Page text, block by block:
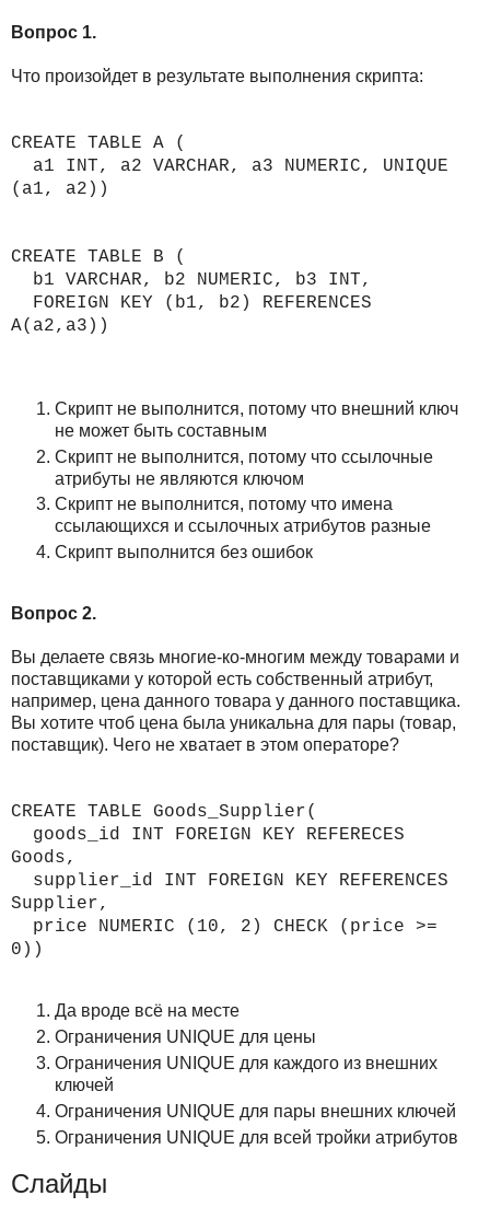
Вопрос 1.
Что произойдет в результате выполнения скрипта:
CREATE TABLE A (
a1 INT, a2 VARCHAR, a3 NUMERIC, UNIQUE
(a1, a2))
CREATE TABLE B (
b1 VARCHAR, b2 NUMERIC, b3 INT,
FOREIGN KEY (b1, b2) REFERENCES
A(a2,a3))
Скрипт не выполнится, потому что внешний ключ
не может быть составным
Скрипт не выполнится, потому что ссылочные
атрибуты не являются ключом
Скрипт не выполнится, потому что имена
ссылающихся и ссылочных атрибутов разные
Скрипт выполнится без ошибок
Вопрос 2.
Вы делаете связь многие-ко-многим между товарами и
поставщиками у которой есть собственный атрибут,
например, цена данного товара у данного поставщика.
Вы хотите чтоб цена была уникальна для пары (товар,
поставщик). Чего не хватает в этом операторе?
CREATE TABLE Goods_Supplier(
goods_id INT FOREIGN KEY REFERECES
Goods,
supplier_id INT FOREIGN KEY REFERENCES
Supplier,
price NUMERIC (10, 2) CHECK (price >=
0))
Да вроде всё на месте
Ограничения UNIQUE для цены
Ограничения UNIQUE для каждого из внешних
ключей
Ограничения UNIQUE для пары внешних ключей
Ограничения UNIQUE для всей тройки атрибутов
Слайды